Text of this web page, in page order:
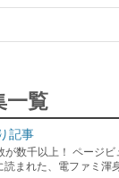
一覧
記事
が数千以上！ ページ
読まれた、電ファミ渾